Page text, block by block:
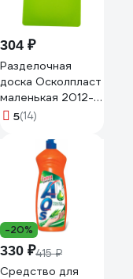
304 ₽
Разделочная
доска Осколпласт
маленькая 2012-
10 5(14)
-20%
330 ₽415 ₽
Средство для